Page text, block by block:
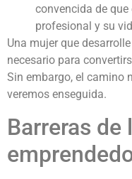
convencida de que
profesional y su
Una mujer que
necesario para
Sin embargo, el camino
veremos enseguida.
Barreras de